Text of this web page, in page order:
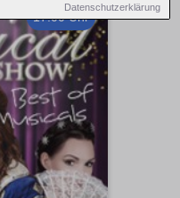
Datenschutzerklärung
17:00 Uhr